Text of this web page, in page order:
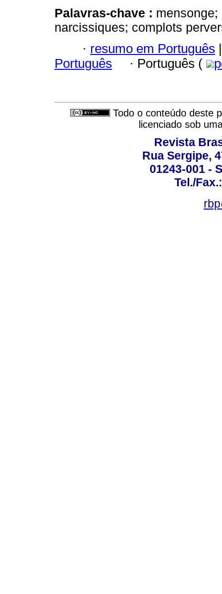
Palavras-chave :
narcissiques; complots
· resumo em Português |
Português
· Português (
Todo o conteúdo deste
licenciado sob
Revista
Rua Sergipe,
01243-001 -
Tel./